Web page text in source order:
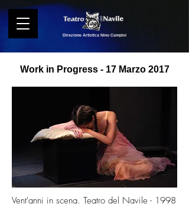
Direzione Artistica Nino Campisi
Work in Progress - 17 Marzo 2017
Vent'anni in scena. Teatro del Navile - 1998